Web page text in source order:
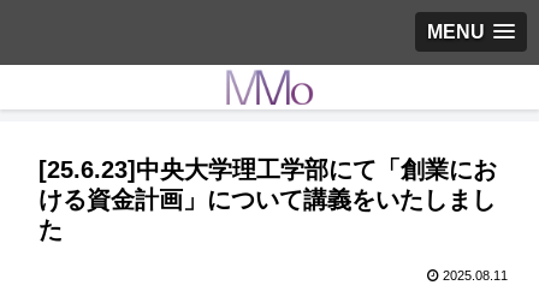
MENU
[25.6.23]中央大学理工学部にて「創業にお
ける資金計画」について講義をいたしまし
た
2025.08.11